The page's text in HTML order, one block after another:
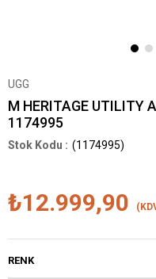
UGG
M HERITAGE UTILITY
1174995
(1174995)
₺12.999,90
RENK